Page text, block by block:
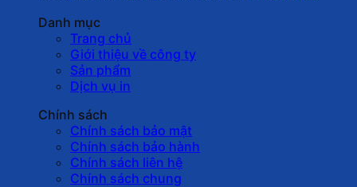
Danh mục
Trang chủ
Giới thiệu về công ty
Sản phẩm
Dịch vụ in
Chính sách
Chính sách bảo mật
Chính sách bảo hành
Chính sách liên hệ
Chính sách chung